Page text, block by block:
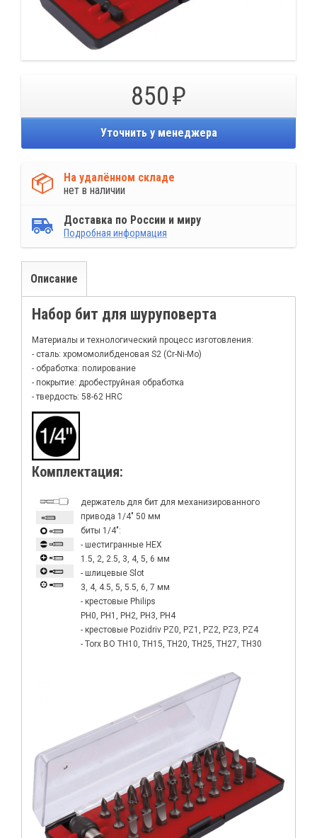
850
Уточнить у менеджера
На удалённом складе
нет в наличии
Доставка по России и миру
Подробная информация
Описание
Набор бит для шуруповерта
Материалы и технологический процесс изготовления:
- сталь: хромомолибденовая S2 (Cr-Ni-Mo)
- обработка: полирование
- покрытие: дробеструйная обработка
- твердость: 58-62 HRC
Комплектация:
держатель для бит для механизированного
привода 1/4" 50 мм
биты 1/4":
- шестигранные HEX
1.5, 2, 2.5, 3, 4, 5, 6 мм
- шлицевые Slot
3, 4, 4.5, 5, 5.5, 6, 7 мм
- крестовые Philips
РН0, РН1, РН2, РН3, РН4
- крестовые Pozidriv PZ0, PZ1, PZ2, PZ3, PZ4
- Torx BO ТH10, ТH15, ТH20, ТH25, ТH27, TH30